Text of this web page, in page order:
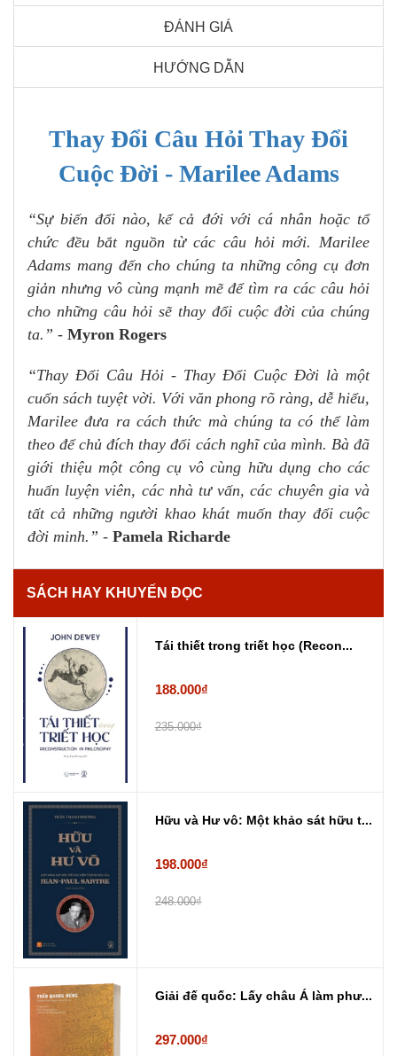
ĐÁNH GIÁ
HƯỚNG DẪN
Thay Đổi Câu Hỏi Thay Đổi
Cuộc Đời - Marilee Adams
“Sự biến đổi nào, kể cả đới với cá nhân hoặc tổ
chức đều bắt nguồn từ các câu hỏi mới. Marilee
Adams mang đến cho chúng ta những công cụ đơn
giản nhưng vô cùng mạnh mẽ để tìm ra các câu hỏi
cho những câu hỏi sẽ thay đổi cuộc đời của chúng
ta.” - Myron Rogers
“Thay Đổi Câu Hỏi - Thay Đổi Cuộc Đời là một
cuốn sách tuyệt vời. Với văn phong rõ ràng, dễ hiểu,
Marilee đưa ra cách thức mà chúng ta có thể làm
theo để chủ đích thay đổi cách nghĩ của mình. Bà đã
giới thiệu một công cụ vô cùng hữu dụng cho các
huấn luyện viên, các nhà tư vấn, các chuyên gia và
tất cả những người khao khát muốn thay đổi cuộc
đời minh.” - Pamela Richarde
SÁCH HAY KHUYẾN ĐỌC
Tái thiết trong triết học (Recon...
188.000₫
235.000₫
Hữu và Hư vô: Một khảo sát hữu t...
198.000₫
248.000₫
Giải đế quốc: Lấy châu Á làm phư...
297.000₫